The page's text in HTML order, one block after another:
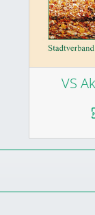
VS